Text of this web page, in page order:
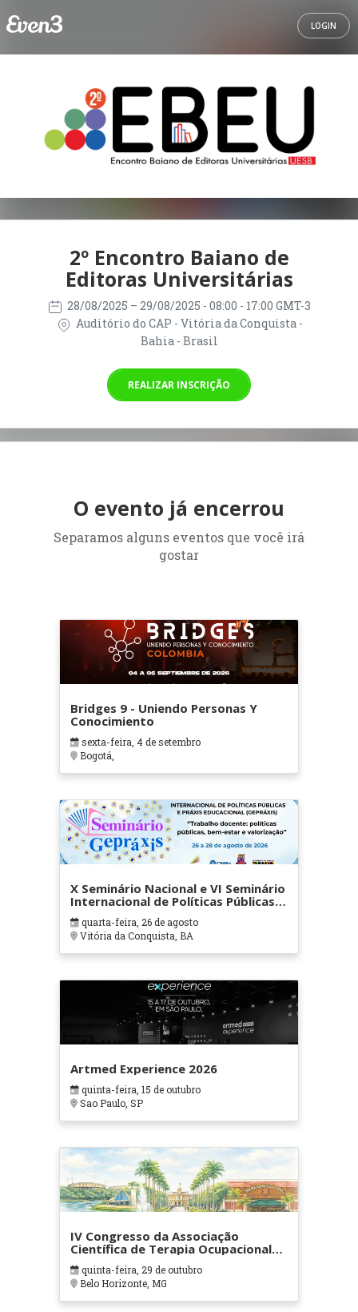
LOGIN
2º Encontro Baiano de
Editoras Universitárias
28/08/2025 – 29/08/2025 - 08:00 - 17:00 GMT-3
Auditório do CAP - Vitória da Conquista -
Bahia - Brasil
REALIZAR INSCRIÇÃO
O evento já encerrou
Separamos alguns eventos que você irá
gostar
Bridges 9 - Uniendo Personas Y
Conocimiento
sexta-feira, 4 de setembro
Bogotá,
X Seminário Nacional e VI Seminário
Internacional de Políticas Públicas e
Práxis Educacional (Gepráxis)
quarta-feira, 26 de agosto
Vitória da Conquista, BA
Artmed Experience 2026
quinta-feira, 15 de outubro
Sao Paulo, SP
IV Congresso da Associação
Científica de Terapia Ocupacional
em Contextos Hospitalares e
Cuidados Paliativos - ATOHOSP
quinta-feira, 29 de outubro
Belo Horizonte, MG